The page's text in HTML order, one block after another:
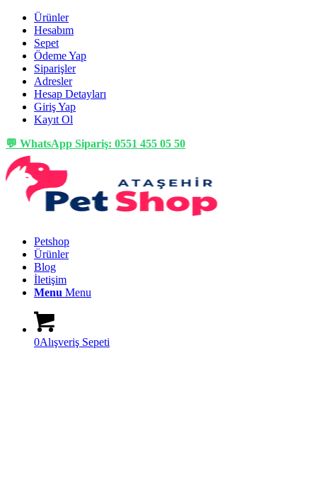
Ürünler
Hesabım
Sepet
Ödeme Yap
Siparişler
Adresler
Hesap Detayları
Giriş Yap
Kayıt Ol
💬 WhatsApp Sipariş: 0551 455 05 50
Petshop
Ürünler
Blog
İletişim
Menu Menu
0Alışveriş Sepeti